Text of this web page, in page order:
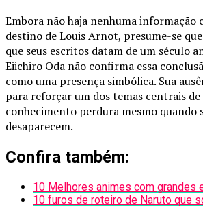
Embora não haja nenhuma informação
destino de Louis Arnot, presume-se
que seus escritos datam de um século
Eiichiro Oda não confirma essa
como uma presença simbólica. Sua
para reforçar um dos temas centrais de
conhecimento perdura mesmo quando
desaparecem.
Confira também:
10 Melhores animes com grandes
10 furos de roteiro de Naruto que